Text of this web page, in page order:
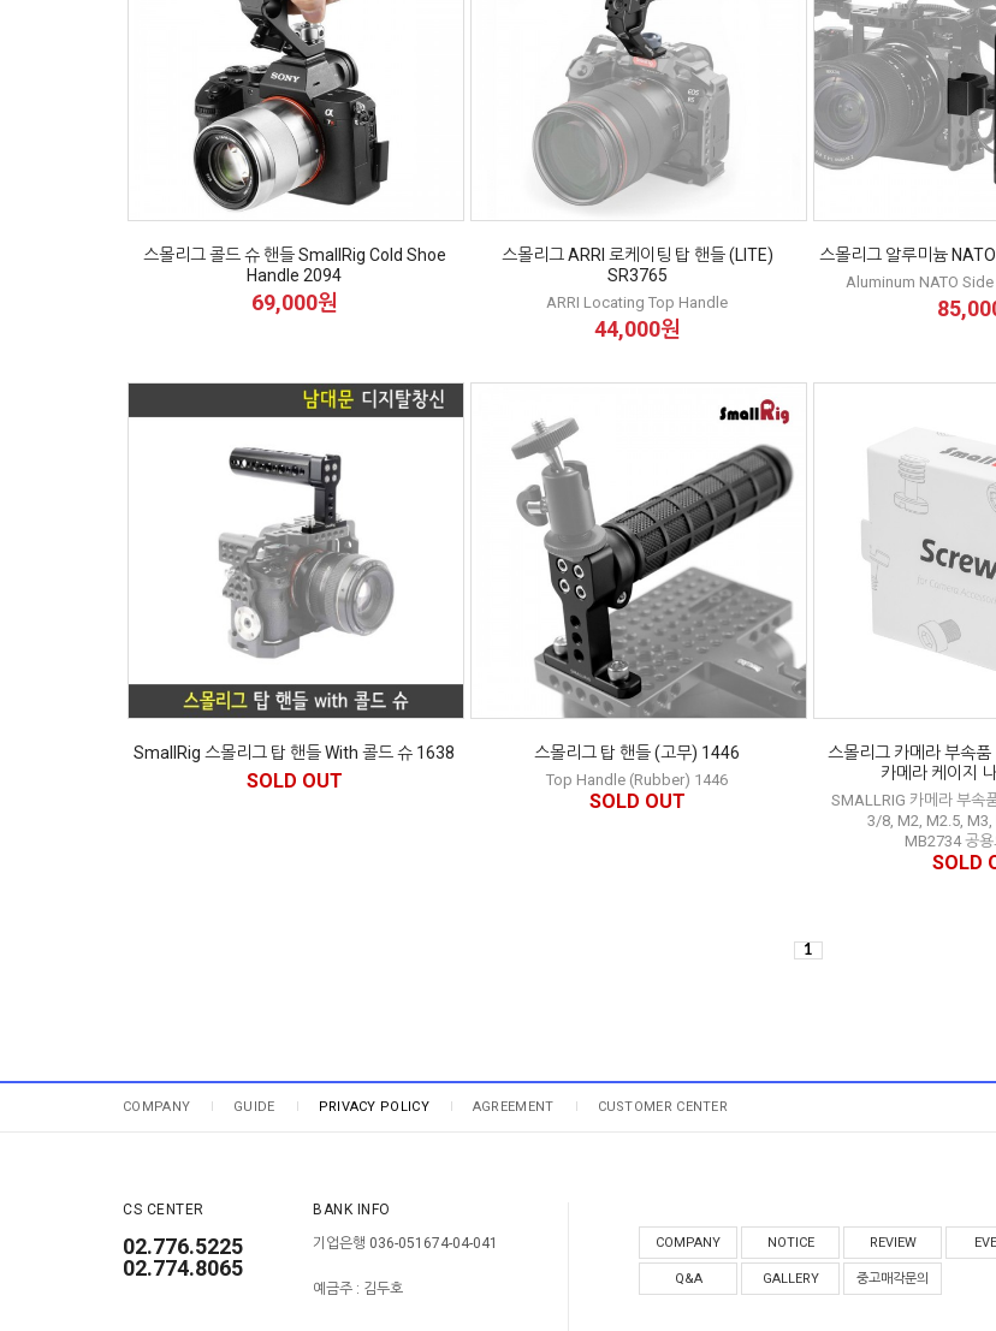
스몰리그 콜드 슈 핸들 SmallRig Cold Shoe
Handle 2094
69,000원
스몰리그 ARRI 로케이팅 탑 핸들 (LITE)
SR3765
ARRI Locating Top Handle
44,000원
스몰리그 알루미늄
Aluminum NATO
SmallRig 스몰리그 탑 핸들 With 콜드 슈 1638
SOLD OUT
스몰리그 탑 핸들 (고무) 1446
Top Handle (Rubber) 1446
SOLD OUT
스몰리그 카메라 부속
카메라 케이지
SMALLRIG 카메라 부속
3/8, M2, M2.5,
MB2734 공
SOLD
1
COMPANY GUIDE PRIVACY POLICY AGREEMENT CUSTOMER CENTER
CS CENTER
02.776.5225
02.774.8065
BANK INFO
기업은행 036-051674-04-041
예금주 : 김두호
COMPANY NOTICE REVIEW
Q&A GALLERY 중고매각문의